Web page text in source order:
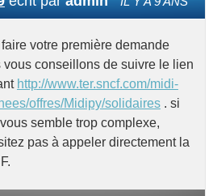
votre première demande
vous conseillons de suivre le lien
http://www.ter.sncf.com/midi-
offres/Midipy/solidaires. si
semble trop complexe,
pas à appeler directement la